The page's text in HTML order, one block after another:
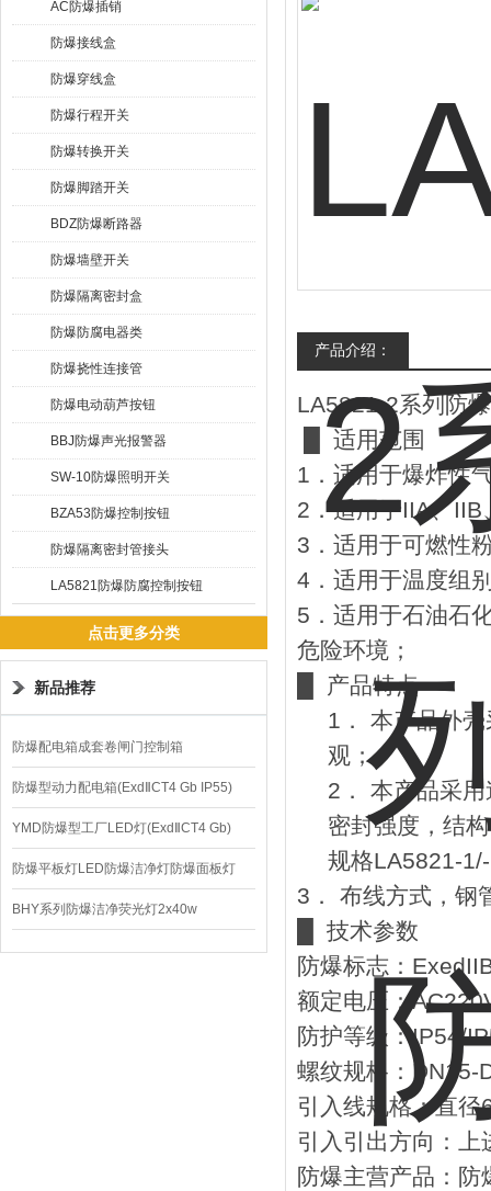
AC防爆插销
防爆接线盒
防爆穿线盒
防爆行程开关
防爆转换开关
防爆脚踏开关
BDZ防爆断路器
防爆墙壁开关
防爆隔离密封盒
防爆防腐电器类
防爆挠性连接管
防爆电动葫芦按钮
BBJ防爆声光报警器
SW-10防爆照明开关
BZA53防爆控制按钮
防爆隔离密封管接头
LA5821防爆防腐控制按钮
点击更多分类
新品推荐
防爆配电箱成套卷闸门控制箱
防爆型动力配电箱(ExdⅡCT4 Gb IP55)
YMD防爆型工厂LED灯(ExdⅡCT4 Gb)
220V/150W
防爆平板灯LED防爆洁净灯防爆面板灯
BHY系列防爆洁净荧光灯2x40w
产品介绍：
LA5821-2系列防
█ 适用范围
1．适用于爆炸性
2．适用于IIA、
3．适用于可燃性
4．适用于温度组
5．适用于石油石
危险环境；
█ 产品特点
1． 本产品外
观；
2． 本产品采
密封强度，结
规格LA5821-
3． 布线方式，钢
█ 技术参数
防爆标志：
额定电压：
防护等级：IP54/
螺纹规格：DN15-
引入线规格：直
引入引出方向：上
防爆主营产品：